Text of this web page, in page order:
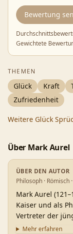
Bewertung
Gewichtete
THEMEN
Glück Kraft
Zufriedenheit
Weitere Glück
Über Mark Aurel
ÜBER DEN AUTOR
Philosoph · Römisch
Mark Aurel
Kaiser und als
Vertreter der
Mehr erfahren